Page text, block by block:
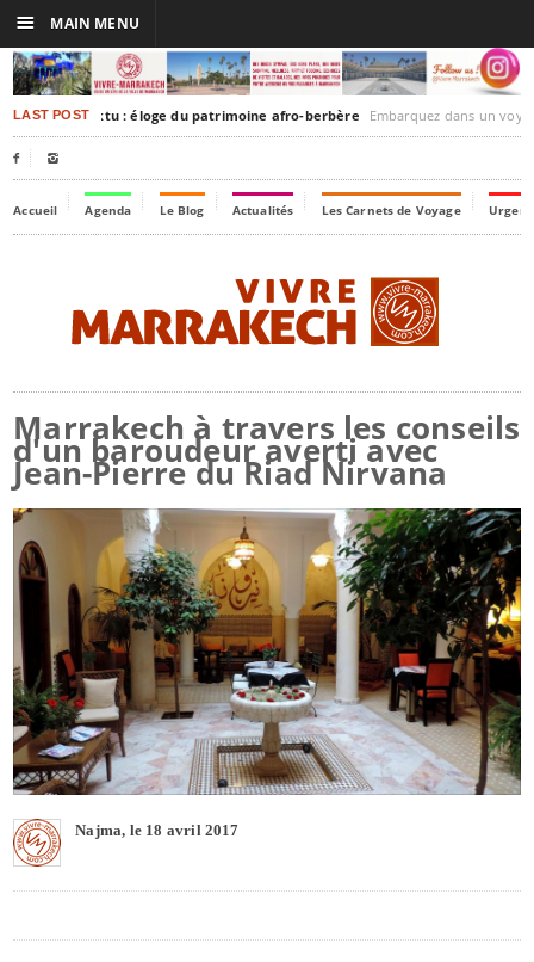
LAST POST
Timbuktu : éloge du patrimoine afro-berbère Embarquez dans un voyage culturel dans le
 
Accueil Agenda Le Blog Actualités Les Carnets de Voyage
Marrakech à travers les conseils
d'un baroudeur averti avec
Jean-Pierre du Riad Nirvana
Najma, le 18 avril 2017
☰ MAIN MENU